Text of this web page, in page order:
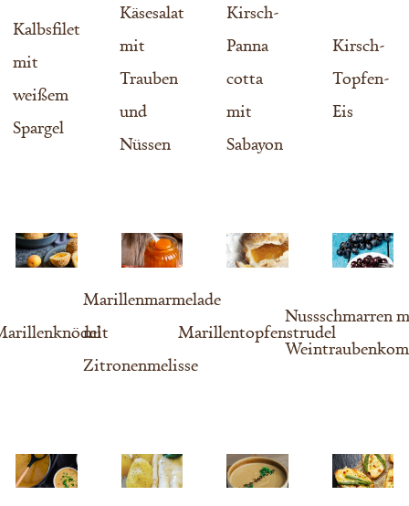
Kalbsfilet
mit
weißem
Spargel
Käsesalat
mit
Trauben
und
Nüssen
Kirsch-
Panna
cotta
mit
Sabayon
Kirsch-
Topfen-
Eis
Marillenmarmelade
mit
Zitronenmelisse
Marillentopfenstrudel
Nussschmarren